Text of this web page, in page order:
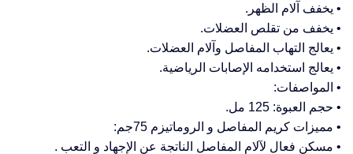
• يخفف آلام الظهر.
• يخفف من تقلص العضلات.
• يعالج التهاب المفاصل وآلام العضلات.
• يعالج استخدامه الإصابات الرياضية.
• المواصفات:
• حجم العبوة: 125 مل.
• مميزات كريم المفاصل و الروماتيزم 75جم:
• مسكن فعال لآلام المفاصل الناتجة عن الإجهاد و التعب .